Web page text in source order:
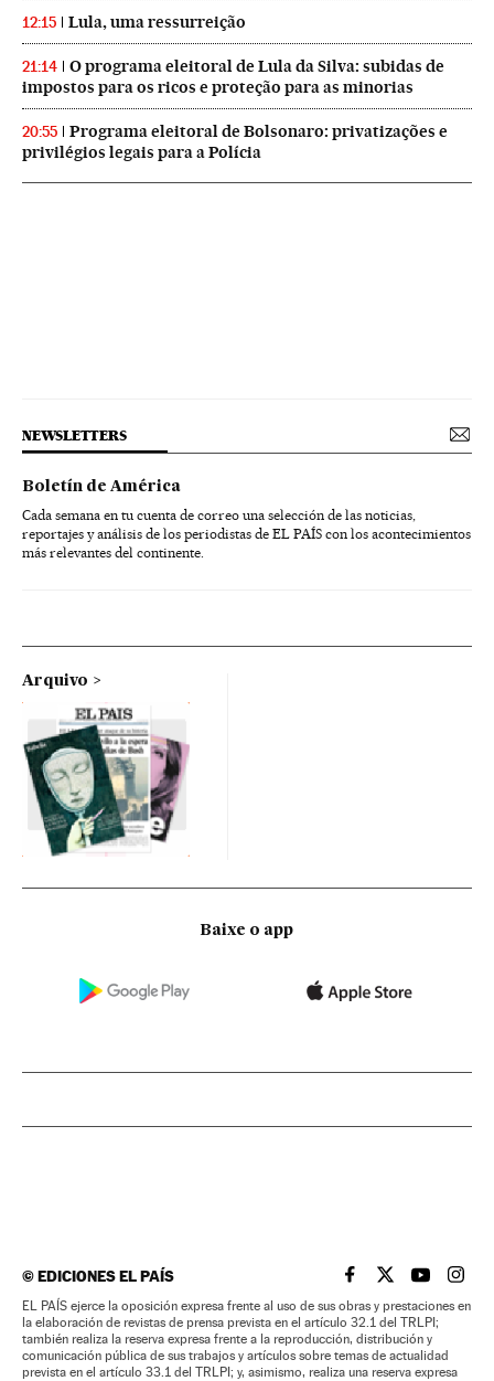
12:15 Lula, uma ressurreição
21:14
O programa eleitoral de Lula da Silva: subidas de
impostos para os ricos e proteção para as minorias
20:55
Programa eleitoral de Bolsonaro: privatizações e
privilégios legais para a Polícia
NEWSLETTERS
Boletín de América
Cada semana en tu cuenta de correo una selección de las noticias,
reportajes y análisis de los periodistas de EL PAÍS con los acontecimientos
más relevantes del continente.
Arquivo
Baixe o app
©EDICIONES EL PAÍS EL PAÍS BRASIL EN
EL PAÍSEL PAÍS
EL
EL PAÍS ejerce la oposición expresa frente al uso de sus obras y prestaciones en
la elaboración de revistas de prensa prevista en el artículo 32.1 del TRLPI;
también realiza la reserva expresa frente a la reproducción, distribución y
comunicación pública de sus trabajos y artículos sobre temas de actualidad
prevista en el artículo 33.1 del TRLPI; y, asimismo, realiza una reserva expresa